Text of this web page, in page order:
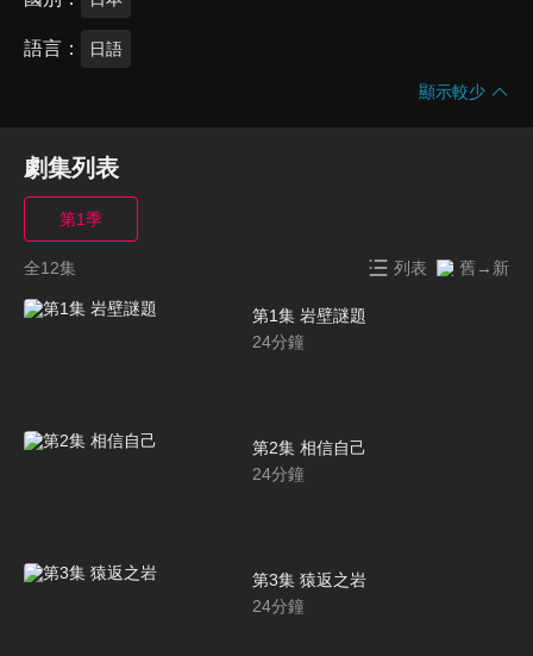
語言 日語
顯示較少
劇集列表
第1季
全12集 列表 舊→新
第1集 岩壁謎題
24分鐘
第2集 相信自己
24分鐘
第3集 猿返之岩
24分鐘